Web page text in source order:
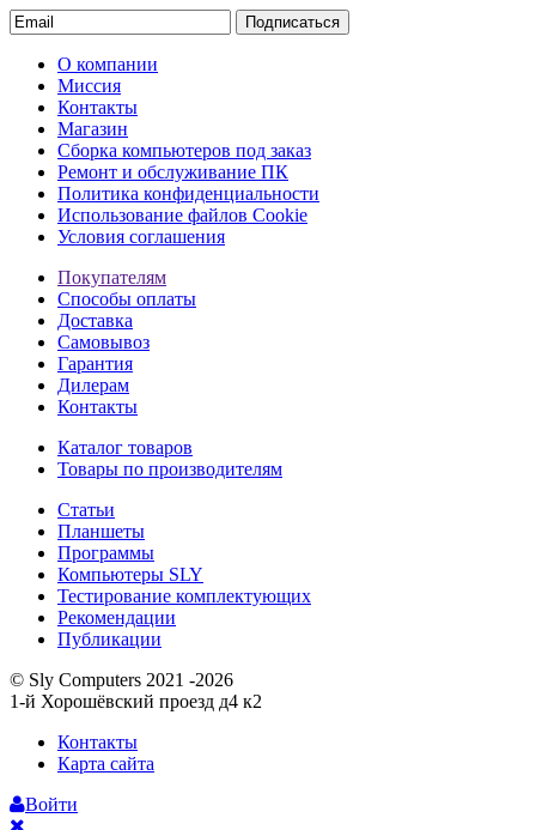
Подписаться
О компании
Миссия
Контакты
Магазин
Сборка компьютеров под заказ
Ремонт и обслуживание ПК
Политика конфиденциальности
Использование файлов Cookie
Условия соглашения
Покупателям
Способы оплаты
Доставка
Самовывоз
Гарантия
Дилерам
Контакты
Каталог товаров
Товары по производителям
Статьи
Планшеты
Программы
Компьютеры SLY
Тестирование комплектующих
Рекомендации
Публикации
© Sly Computers 2021 -2026
1-й Хорошёвский проезд д4 к2
Контакты
Карта сайта
Войти